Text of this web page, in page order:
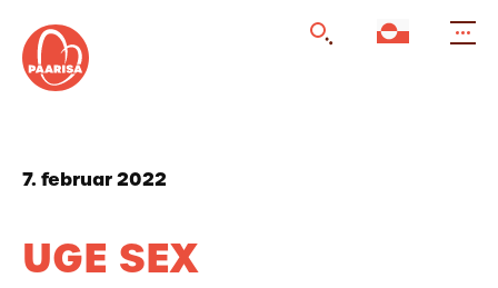
forsiden
7. februar 2022
UGE SEX